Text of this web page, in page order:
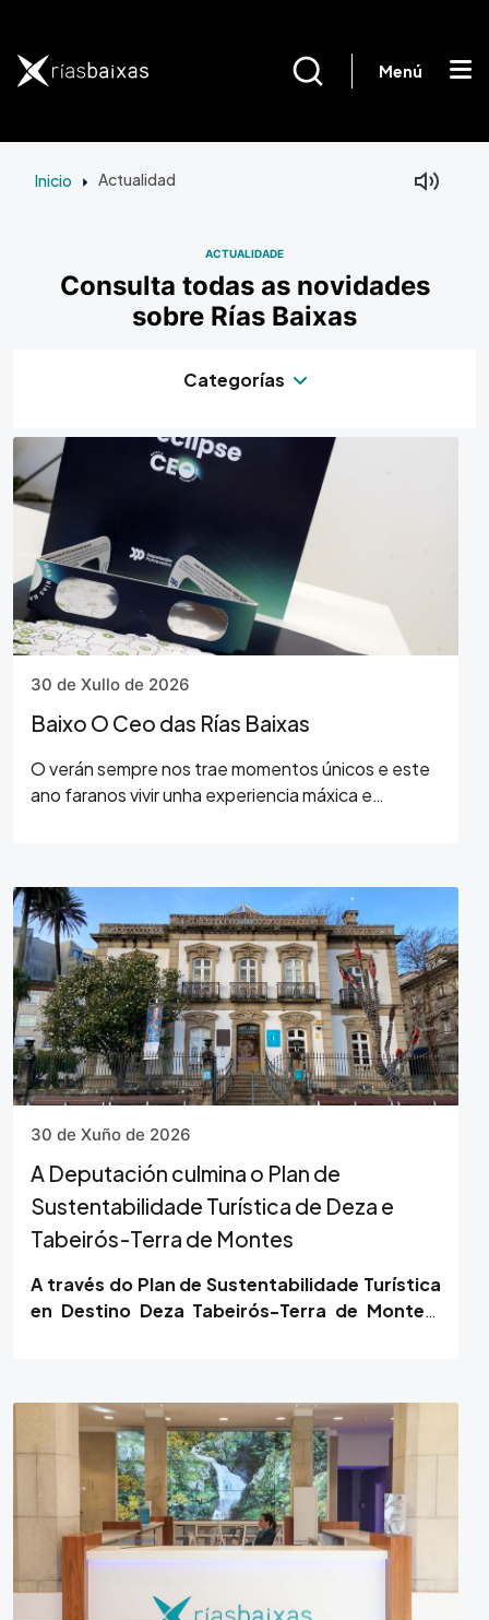
Menú
Inicio Actualidad
ACTUALIDADE
Consulta todas as novidades
sobre Rías Baixas
Categorías
30 de Xullo de 2026
Baixo O Ceo das Rías Baixas
O verán sempre nos trae momentos únicos e este
ano faranos vivir unha experiencia máxica e
30 de Xuño de 2026
A Deputación culmina o Plan de
Sustentabilidade Turística de Deza e
Tabeirós-Terra de Montes
A través do Plan de Sustentabilidade Turística
en Destino Deza Tabeirós-Terra de Montes.